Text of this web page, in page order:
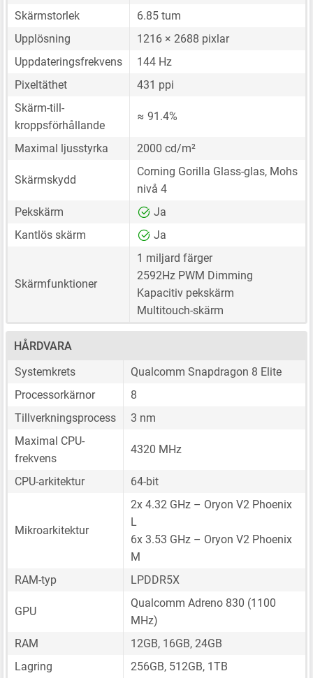
Skärmstorlek
6.85 tum
Upplösning
1216 × 2688 pixlar
Uppdateringsfrekvens
144 Hz
Pixeltäthet
431 ppi
Skärm-till-
kroppsförhållande
≈ 91.4%
Maximal ljusstyrka 2000 cd/m²
Skärmskydd
Corning Gorilla Glass-glas, Mohs
nivå 4
Pekskärm
Ja
Kantlös skärm
Ja
Skärmfunktioner
1 miljard färger
2592Hz PWM Dimming
Kapacitiv pekskärm
Multitouch-skärm
HÅRDVARA
Systemkrets
Qualcomm Snapdragon 8 Elite
Processorkärnor
8
Tillverkningsprocess
3 nm
Maximal CPU-
frekvens
4320 MHz
CPU-arkitektur 64-bit
Mikroarkitektur
2x 4.32 GHz – Oryon V2 Phoenix
L
6x 3.53 GHz – Oryon V2 Phoenix
M
RAM-typ
LPDDR5X
GPU
Qualcomm Adreno 830 (1100
MHz)
RAM
12GB, 16GB, 24GB
Lagring
256GB, 512GB, 1TB